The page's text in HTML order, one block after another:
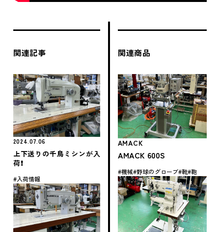
関連記事
2024.07.06
上下送りの千鳥ミシンが入
荷❗️
入荷情報
関連商品
AMACK
AMACK 600S
機械 野球のグローブ 靴 鞄